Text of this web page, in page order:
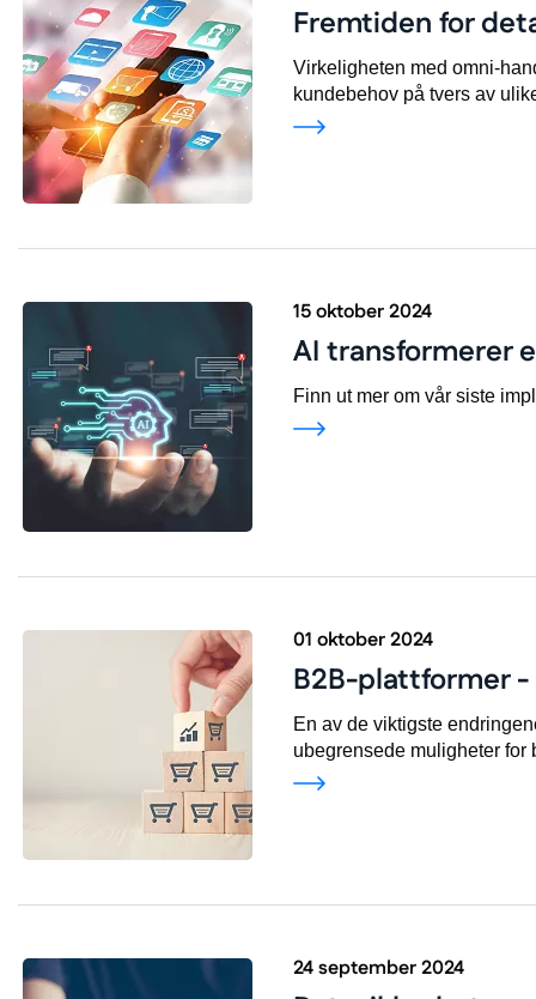
Fremtiden for
Virkeligheten med omni-
kundebehov på tvers av
15 oktober 2024
AI transformerer
Finn ut mer om vår siste
01 oktober 2024
B2B-plattformer
En av de viktigste
ubegrensede muligheter for
24 september 2024